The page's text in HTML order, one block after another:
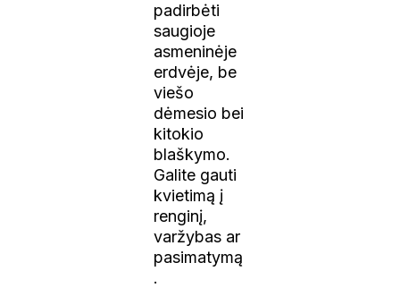
padirbėti
saugioje
asmeninėje
erdvėje, be
viešo
dėmesio bei
kitokio
blaškymo.
Galite gauti
kvietimą į
renginį,
varžybas ar
pasimatymą
.